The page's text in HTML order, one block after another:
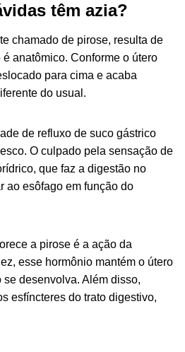
têm azia?
chamado de pirose, resulta de
anatômico. Conforme o útero
para cima e acaba
do usual.
de refluxo de suco gástrico
O culpado pela sensação de
que faz a digestão no
ao esôfago em função do
a pirose é a ação da
esse hormônio mantém o útero
desenvolva. Além disso,
esfíncteres do trato digestivo,